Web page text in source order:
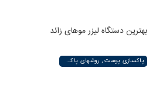
بهترین دستگاه لیزر موهای زائد
پاکسازی پوست , روشهای پاکسازی پوست صورت و دست , پاکسازی انواع مختلف پوست | لیزر لند